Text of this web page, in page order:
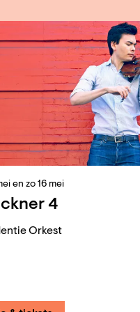
4
Orkest
en zo 16 mei